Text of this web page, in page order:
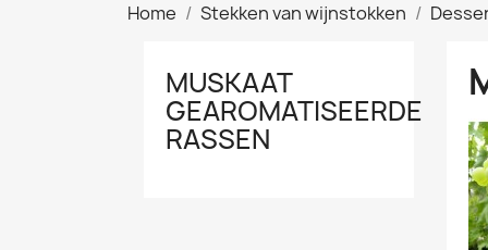
Home Stekken van wijnstokken
MUSKAAT
GEAROMATISEERDE
RASSEN